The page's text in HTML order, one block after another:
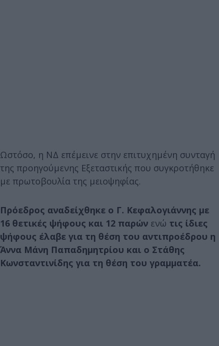
Ωστόσο, η ΝΔ επέμεινε στην επιτυχημένη συνταγή
της προηγούμενης Εξεταστικής που συγκροτήθηκε
με πρωτοβουλία της μειοψηφίας.
Πρόεδρος αναδείχθηκε ο Γ. Κεφαλογιάννης με
16 θετικές ψήφους και 12 παρών ενώ τις ίδιες
ψήφους έλαβε για τη θέση του αντιπροέδρου η
Άννα Μάνη Παπαδημητρίου και ο Στάθης
Κωνσταντινίδης για τη θέση του γραμματέα.